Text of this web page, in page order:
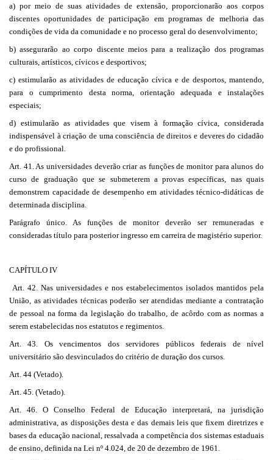
a) por meio de suas atividades de extensão, proporcionarão aos corpos
discentes oportunidades de participação em programas de melhoria das
condições de vida da comunidade e no processo geral do desenvolvimento;
b) assegurarão ao corpo discente meios para a realização dos programas
culturais, artísticos, cívicos e desportivos;
c) estimularão as atividades de educação cívica e de desportos, mantendo,
para o cumprimento desta norma, orientação adequada e instalações
especiais;
d) estimularão as atividades que visem à formação cívica, considerada
indispensável à criação de uma consciência de direitos e deveres do cidadão
e do profissional.
Art. 41. As universidades deverão criar as funções de monitor para alunos do
curso de graduação que se submeterem a provas específicas, nas quais
demonstrem capacidade de desempenho em atividades técnico-didáticas de
determinada disciplina.
Parágrafo único. As funções de monitor deverão ser remuneradas e
consideradas título para posterior ingresso em carreira de magistério superior.
CAPÍTULO IV
Art. 42. Nas universidades e nos estabelecimentos isolados mantidos pela
União, as atividades técnicas poderão ser atendidas mediante a contratação
de pessoal na forma da legislação do trabalho, de acôrdo com as normas a
serem estabelecidas nos estatutos e regimentos.
Art. 43. Os vencimentos dos servidores públicos federais de nível
universitário são desvinculados do critério de duração dos cursos.
Art. 44 (Vetado).
Art. 45. (Vetado).
Art. 46. O Conselho Federal de Educação interpretará, na jurisdição
administrativa, as disposições desta e das demais leis que fixem diretrizes e
bases da educação nacional, ressalvada a competência dos sistemas estaduais
de ensino, definida na Lei nº 4.024, de 20 de dezembro de 1961.